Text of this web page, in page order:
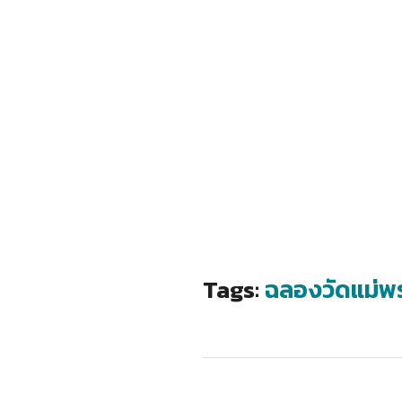
Tags:ฉลองวัดแม่พ